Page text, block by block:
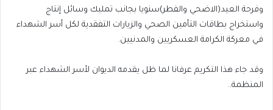
وفرحة العيد(الاضحي والفطر)سنويا بجانب تمليك وسائل إنتاج
واستخراج بطاقات التأمين الصحي والزيارات التفقدية لكل أسر الشهداء
في معركة الكرامة العسكريين والمدنيين.
وقد جاء هذا التكريم عرفانا لما ظل يقدمه الديوان لأسر الشهداء عبر
المنظمة..